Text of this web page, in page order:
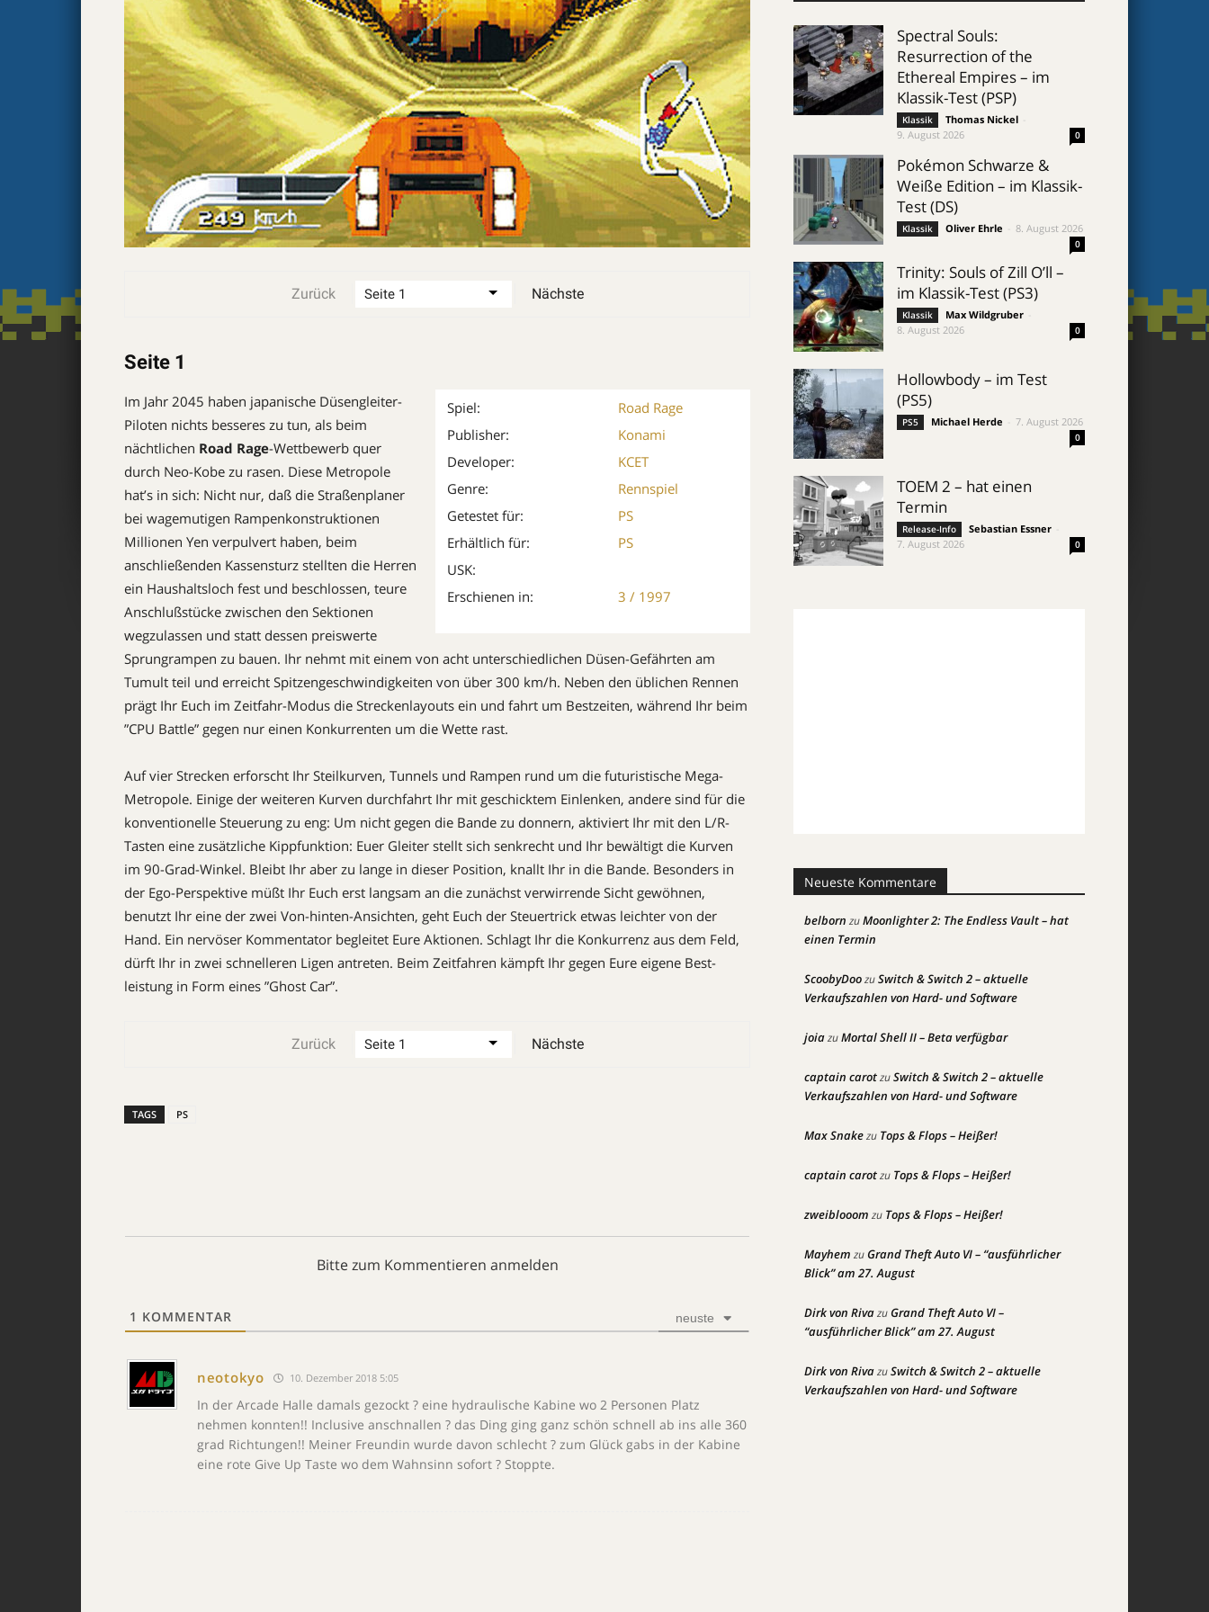
Zurück Nächste
Seite 1
Spiel:
Road Rage
Publisher:
Konami
Developer:
KCET
Genre:
Rennspiel
Getestet für:
PS
Erhältlich für:
PS
USK:
Erschienen in:
3 / 1997
Im Jahr 2045 haben japa­nische Düsengleiter-
Piloten nichts besseres zu tun, als beim
nächtlichen Road Rage-Wettbewerb quer
durch Neo-Kobe zu rasen. Diese Metropole
hat’s in sich: Nicht nur, daß die Straßenplaner
bei wagemutigen Rampenkonstruktionen
Millionen Yen verpulvert haben, beim
anschließenden Kassensturz stellten die Herren
ein Haushaltsloch fest und beschlossen, teure
Anschlußstücke zwischen den Sektionen
wegzulassen und statt dessen preiswerte
Sprungrampen zu bauen. Ihr nehmt mit einem von acht unterschiedlichen Düsen-Gefährten am
Tumult teil und erreicht Spitzenge­schwin­digkeiten von über 300 km/h. Neben den üblichen Rennen
prägt Ihr Euch im Zeitfahr-Modus die Streckenlayouts ein und fahrt um Bestzei­ten, während Ihr beim
”CPU Battle” gegen nur einen Kon­kurrenten um die Wette rast.
Auf vier Strecken erforscht Ihr Steilkurven, Tunnels und Rampen rund um die futuristische Mega-
Metro­pole. Einige der weiteren Kur­ven durchfahrt Ihr mit geschicktem Einlen­ken, andere sind für die
konventionelle Steuerung zu eng: Um nicht gegen die Bande zu donnern, aktiviert Ihr mit den L/R-
Tasten eine zusätzliche Kipp­funktion: Euer Gleiter stellt sich senkrecht und Ihr bewältigt die Kurven
im 90-Grad-Winkel. Bleibt Ihr aber zu lange in dieser Posi­tion, knallt Ihr in die Ban­de. Besonders in
der Ego-Perspek­tive müßt Ihr Euch erst langsam an die zunächst verwirrende Sicht gewöhnen,
benutzt Ihr eine der zwei Von-hinten-Ansichten, geht Euch der Steuertrick etwas leichter von der
Hand. Ein nervöser Kommentator begleitet Eure Aktio­nen. Schlagt Ihr die Konkurrenz aus dem Feld,
dürft Ihr in zwei schnelleren Ligen antreten. Beim Zeit­fahren kämpft Ihr gegen Eure eigene Best­
leistung in Form eines ”Ghost Car”.
Zurück Nächste
TAGS PS
Bitte zum Kommentieren anmelden
1 KOMMENTAR neuste
neotokyo 10. Dezember 2018 5:05
In der Arcade Halle damals gezockt ? eine hydraulische Kabine wo 2 Personen Platz
nehmen konnten!! Inclusive anschnallen ? das Ding ging ganz schön schnell ab ins alle 360
grad Richtungen!! Meiner Freundin wurde davon schlecht ? zum Glück gabs in der Kabine
eine rote Give Up Taste wo dem Wahnsinn sofort ? Stoppte.
Spectral Souls:
Resurrection of the
Ethereal Empires – im
Klassik-Test (PSP)
Klassik Thomas Nickel
9. August 2026
0
Pokémon Schwarze &
Weiße Edition – im Klassik-
Test (DS)
Klassik Oliver Ehrle 8. August 2026
0
Trinity: Souls of Zill O’ll –
im Klassik-Test (PS3)
Klassik Max Wildgruber
8. August 2026
0
Hollowbody – im Test
(PS5)
PS5 Michael Herde 7. August 2026
0
TOEM 2 – hat einen
Termin
Release-Info Sebastian Essner
7. August 2026
0
Neueste Kommentare
belborn zuMoonlighter 2: The Endless Vault – hat
einen Termin
ScoobyDoozuSwitch & Switch 2 – aktuelle
Verkaufszahlen von Hard- und Software
joiazuMortal Shell II – Beta verfügbar
captain carotzuSwitch & Switch 2 – aktuelle
Verkaufszahlen von Hard- und Software
Max Snakezu Tops & Flops – Heißer!
captain carotzu Tops & Flops – Heißer!
zweiblooom zu Tops & Flops – Heißer!
Mayhem zuGrand Theft Auto VI – “ausführlicher
Blick” am 27. August
Dirk von RivazuGrand Theft Auto VI –
“ausführlicher Blick” am 27. August
Dirk von RivazuSwitch & Switch 2 – aktuelle
Verkaufszahlen von Hard- und Software